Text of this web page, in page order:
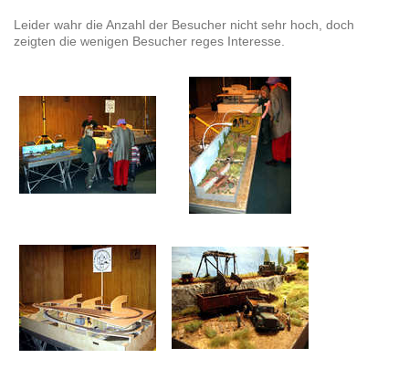
Leider wahr die Anzahl der Besucher nicht sehr hoch, doch
zeigten die wenigen Besucher reges Interesse.